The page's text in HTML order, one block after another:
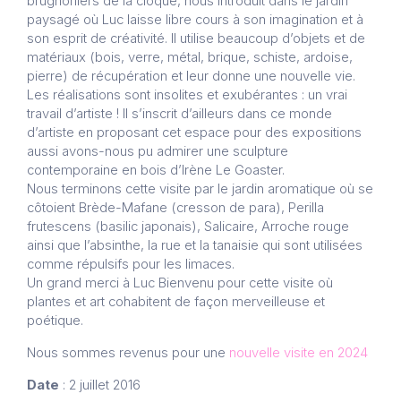
paysagé où Luc laisse libre cours à son imagination et à
son esprit de créativité. Il utilise beaucoup d’objets et de
matériaux (bois, verre, métal, brique, schiste, ardoise,
pierre) de récupération et leur donne une nouvelle vie.
Les réalisations sont insolites et exubérantes : un vrai
travail d’artiste ! Il s’inscrit d’ailleurs dans ce monde
d’artiste en proposant cet espace pour des expositions
aussi avons-nous pu admirer une sculpture
contemporaine en bois d’Irène Le Goaster.
Nous terminons cette visite par le jardin aromatique où se
côtoient Brède-Mafane (cresson de para), Perilla
frutescens (basilic japonais), Salicaire, Arroche rouge
ainsi que l’absinthe, la rue et la tanaisie qui sont utilisées
comme répulsifs pour les limaces.
Un grand merci à Luc Bienvenu pour cette visite où
plantes et art cohabitent de façon merveilleuse et
poétique.
Nous sommes revenus pour une nouvelle visite en 2024
Date : 2 juillet 2016